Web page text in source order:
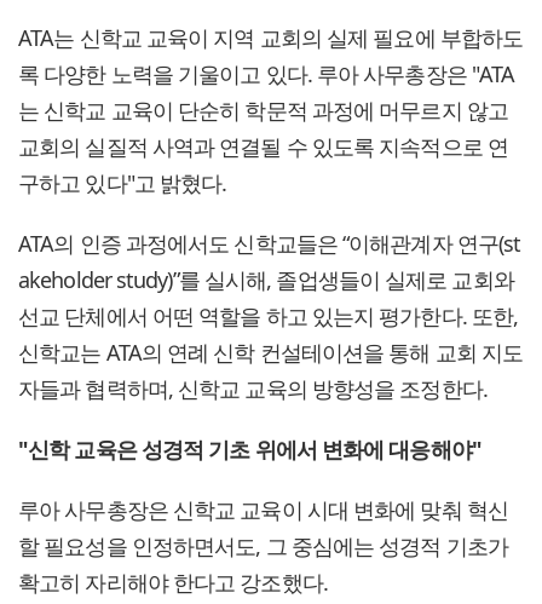
ATA는 신학교 교육이 지역 교회의 실제 필요에 부합하도
록 다양한 노력을 기울이고 있다. 루아 사무총장은 "ATA
는 신학교 교육이 단순히 학문적 과정에 머무르지 않고
교회의 실질적 사역과 연결될 수 있도록 지속적으로 연
구하고 있다"고 밝혔다.
ATA의 인증 과정에서도 신학교들은 “이해관계자 연구(st
akeholder study)”를 실시해, 졸업생들이 실제로 교회와
선교 단체에서 어떤 역할을 하고 있는지 평가한다. 또한,
신학교는 ATA의 연례 신학 컨설테이션을 통해 교회 지도
자들과 협력하며, 신학교 교육의 방향성을 조정한다.
"신학 교육은 성경적 기초 위에서 변화에 대응해야"
루아 사무총장은 신학교 교육이 시대 변화에 맞춰 혁신
할 필요성을 인정하면서도, 그 중심에는 성경적 기초가
확고히 자리해야 한다고 강조했다.